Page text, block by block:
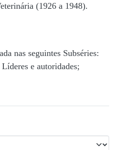
(1926 a 1948).
nas seguintes Subséries:
e autoridades;